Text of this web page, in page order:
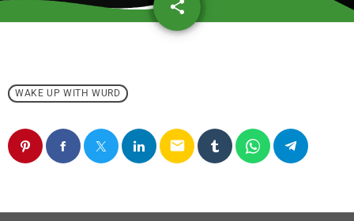
share
email
WAKE UP WITH WURD
email